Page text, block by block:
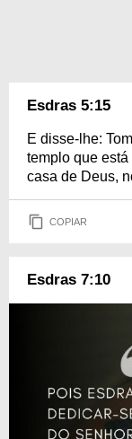
Esdras 5:15
E disse-lhe:
templo que
casa de Deus,
COPIAR
Esdras 7:10